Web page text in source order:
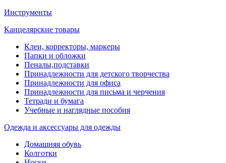
Инструменты
Канцелярские товары
Клеи, корректоры, маркеры
Папки и обложки
Пеналы,подставки
Принадлежности для детского творчества
Принадлежности для офиса
Принадлежности для письма и черчения
Тетради и бумага
Учебные и наглядные пособия
Одежда и аксессуары для одежды
Домашняя обувь
Колготки